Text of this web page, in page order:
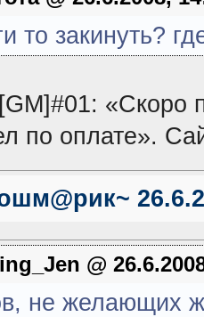
то закинуть?
«Скоро
по оплате».
@
не желающих